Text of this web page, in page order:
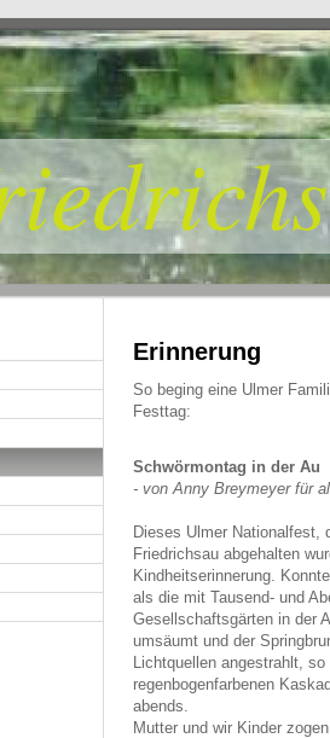
Erinnerung
So beging eine Ulmer
Festtag:
Schwörmontag in der Au
- von Anny Breymeyer für
Dieses Ulmer Nationalfest,
Friedrichsau abgehalten
Kindheitserinnerung.
als die mit Tausend- und
Gesellschaftsgärten in der
umsäumt und der
Lichtquellen angestrahlt,
regenbogenfarbenen
abends.
Mutter und wir Kinder